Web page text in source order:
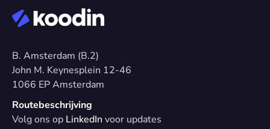
B. Amsterdam (B.2)
John M. Keynesplein 12-46
1066 EP Amsterdam
Routebeschrijving
Volg ons op LinkedIn voor updates